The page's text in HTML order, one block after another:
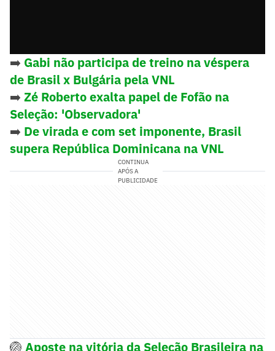
➡️ Gabi não participa de treino na véspera
de Brasil x Bulgária pela VNL
➡️ Zé Roberto exalta papel de Fofão na
Seleção: 'Observadora'
➡️ De virada e com set imponente, Brasil
supera República Dominicana na VNL
CONTINUA
APÓS A
PUBLICIDADE
🏐 Aposte na vitória da Seleção Brasileira na